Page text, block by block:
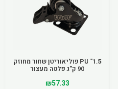
1.5" PU פוליאוריטן שחור מחוזק
90 ק"ג פלטה מעצור
₪57.33